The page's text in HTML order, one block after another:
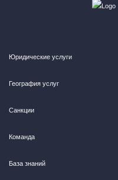
Юридические услуги
География услуг
Санкции
Команда
База знаний